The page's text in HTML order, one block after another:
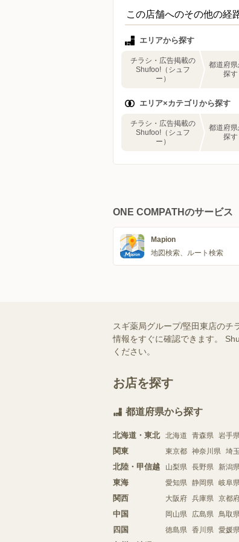
この店舗へのその他の経
エリアから探す
チラシ・広告掲載の
Shufoo!（シュフ
ー）
都道府県
探す
エリア×カテゴリから探す
チラシ・広告掲載の
Shufoo!（シュフ
ー）
都道府県
探す
ONE COMPATHのサービス
Mapion
地図検索、ルート検索
スギ薬局グループ/堅田東店のチ
情報をすぐに確認できます。
ください。
お店を探す
都道府県から探す
北海道・東北 北海道 青森県 岩手
関東 東京都 神奈川県 埼
北陸・甲信越 山梨県 長野県 新潟
東海 愛知県 静岡県 岐阜
関西 大阪府 兵庫県 京都
中国 岡山県 広島県 鳥取
四国 徳島県 香川県 愛媛